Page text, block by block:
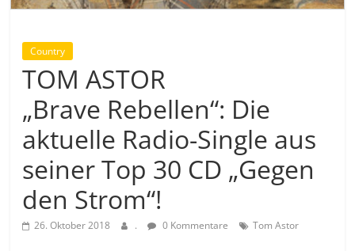
Country
TOM ASTOR
„Brave Rebellen“: Die
aktuelle Radio-Single aus
seiner Top 30 CD „Gegen
den Strom“!
26. Oktober 2018 . 0 Kommentare Tom Astor